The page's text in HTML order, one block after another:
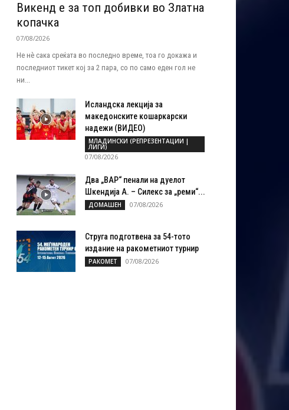
Викенд е за топ добивки во Златна
копачка
07/08/2026
Не нѐ сака среќата во последно време, тоа го докажа и
последниот тикет кој за 2 пара, со по само еден гол не
ни...
Исландска лекција за
македонските кошаркарски
надежи (ВИДЕО)
МЛАДИНСКИ (РЕПРЕЗЕНТАЦИИ |
ЛИГИ)
07/08/2026
Два „ВАР“ пенали на дуелот
Шкендија А. – Силекс за „реми“...
ДОМАШЕН 07/08/2026
Струга подготвена за 54-тото
издание на ракометниот турнир
РАКОМЕТ 07/08/2026